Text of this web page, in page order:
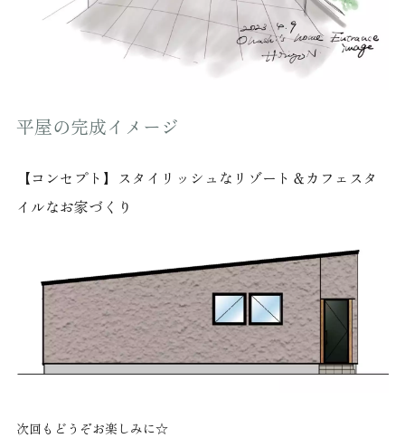
平屋の完成イメージ
【コンセプト】スタイリッシュなリゾート＆カフェスタ
イルなお家づくり
次回もどうぞお楽しみに☆